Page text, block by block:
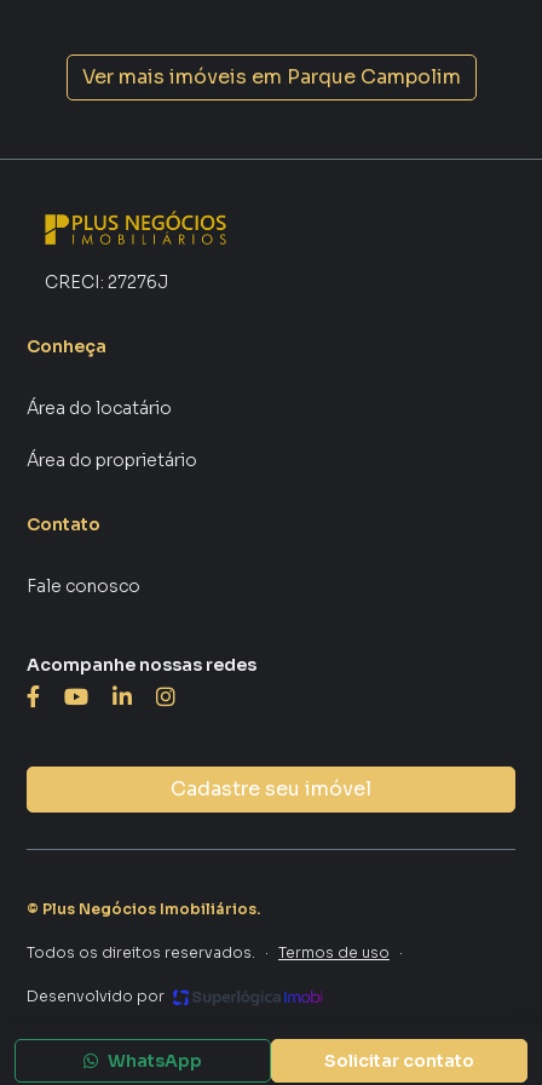
Ver mais imóveis em Parque Campolim
WhatsApp Solicitar contato
CRECI: 27276J
Conheça
Área do locatário
Área do proprietário
Contato
Fale conosco
Cadastre seu imóvel
Acompanhe nossas redes
© Plus Negócios Imobiliários.
Todos os direitos reservados. · Termos de uso ·
Desenvolvido por